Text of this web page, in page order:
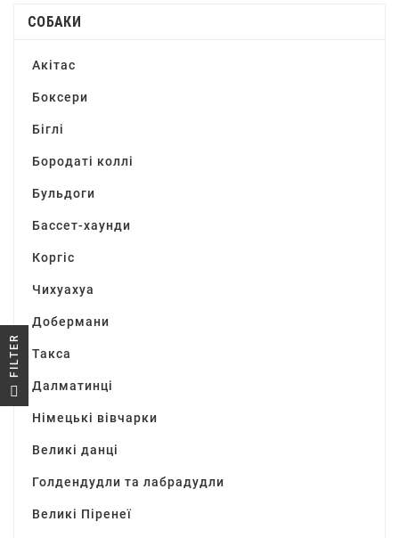
СОБАКИ
Акітас
Боксери
Біглі
Бородаті коллі
Бульдоги
Бассет-хаунди
Коргіс
Чихуахуа
Добермани
Такса
Далматинці
Німецькі вівчарки
Великі данці
Голдендудли та лабрадудли
Великі Піренеї
R